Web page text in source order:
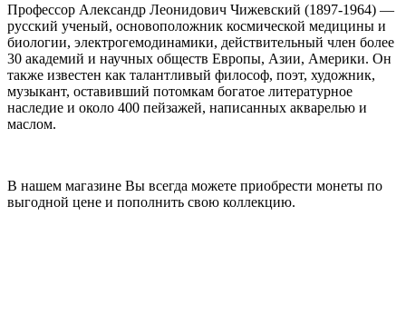
Профессор Александр Леонидович Чижевский (1897-1964) —
русский ученый, основоположник космической медицины и
биологии, электрогемодинамики, действительный член более
30 академий и научных обществ Европы, Азии, Америки. Он
также известен как талантливый философ, поэт, художник,
музыкант, оставивший потомкам богатое литературное
наследие и около 400 пейзажей, написанных акварелью и
маслом.
В нашем магазине Вы всегда можете приобрести монеты по
выгодной цене и пополнить свою коллекцию.